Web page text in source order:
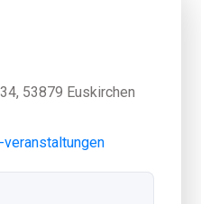
53879 Euskirchen